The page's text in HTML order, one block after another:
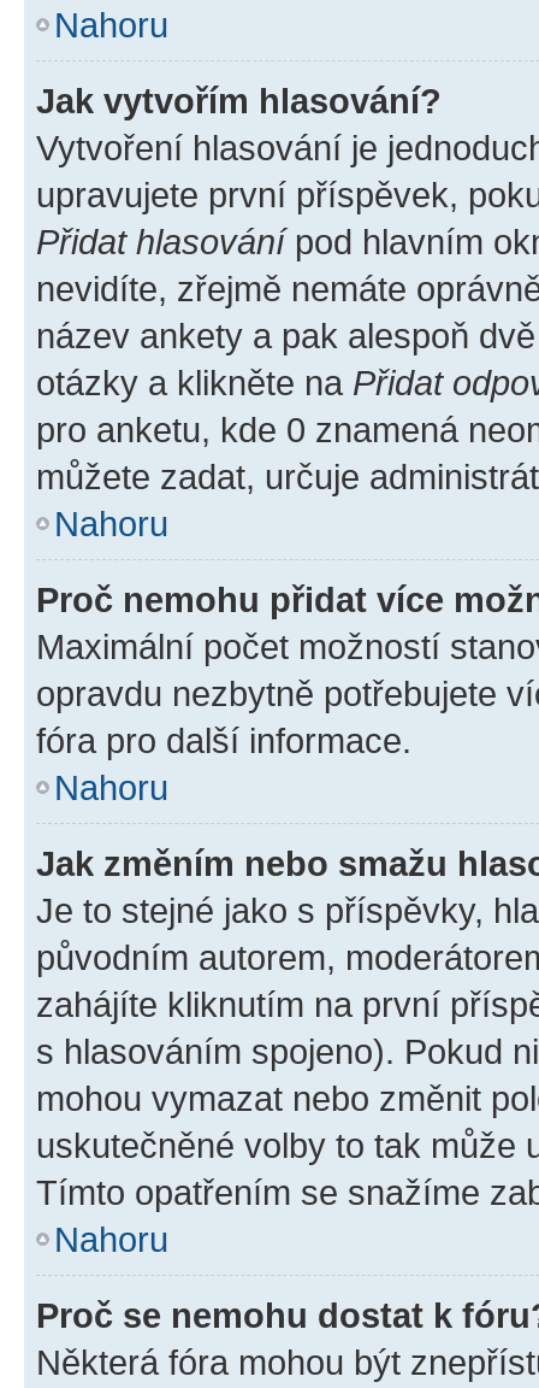
Nahoru
Jak vytvořím hlasování?
Vytvoření hlasování je
upravujete první příspěvek,
Přidat hlasovánípod hlavním
nevidíte, zřejmě nemáte
název ankety a pak alespoň
otázky a klikněte na Přidat
pro anketu, kde 0 znamená
můžete zadat, určuje
Nahoru
Proč nemohu přidat více
Maximální počet možností
opravdu nezbytně potřebujete
fóra pro další informace.
Nahoru
Jak změním nebo smažu
Je to stejné jako s příspěvky,
původním autorem,
zahájíte kliknutím na první
s hlasováním spojeno). Pokud
mohou vymazat nebo změnit
uskutečněné volby to tak může
Tímto opatřením se snažíme
Nahoru
Proč se nemohu dostat k
Některá fóra mohou být